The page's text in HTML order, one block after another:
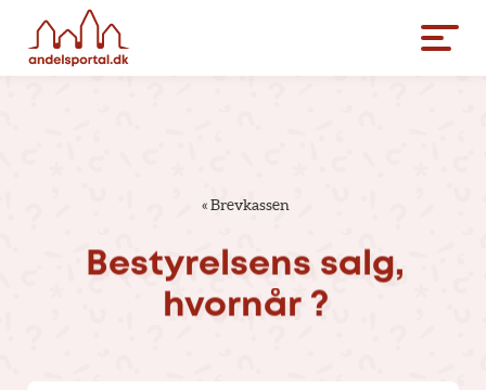
«Brevkassen
Bestyrelsens salg,
hvornår ?